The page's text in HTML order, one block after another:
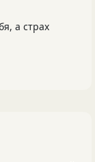
а страх